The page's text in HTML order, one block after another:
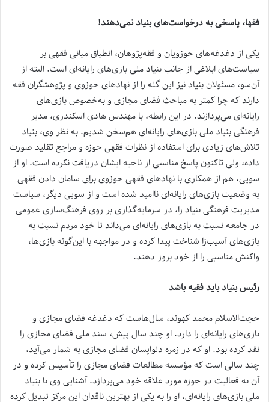
فقها، پاسخی به درخواست‌های بنیاد نمی‌دهند!
یکی از دغدغه‌های حوزویان و فقه‌پژوهان، انطباق مبانی فقهی بر
سیاست‌های ابلاغی از جانب بنیاد ملی بازی‌های رایانه‌ای است. البته از
آن‌سو، مسئولان بنیاد نیز این گله را از نهادهای حوزوی و پژوهشگران فقه
دارند که چرا کمتر به مباحث فضای مجازی و به‌خصوص بازی‌های
رایانه‌ای می‌پردازند. در این رابطه، با مهندس هادی اسکندری، مدیر
فرهنگی بنیاد ملی بازی‌های رایانه‌ای هم‌سخن شدیم. به نظر وی، بنیاد
تلاش‌های زیادی برای استفاده از نظرات فقهی حوزه و مراجع تقلید صورت
داده، ولی تاکنون پاسخ مناسبی از ناحیه ایشان دریافت نکرده است. او از
سویی، هم از همکاری با نهادهای فقهی حوزوی برای سامان دادن فقهی
به وضعیت بازی‌های رایانه‌ای ناامید شده است و از سویی دیگر، سیاست
مدیریت فرهنگی بنیاد را، در سرمایه‌گذاری بر روی فرهنگ‌سازی عمومی
در جامعه نسبت به بازی‌های رایانه‌ای می‌داند تا خود مردم نسبت به
بازی‌های آسیب‌زا شناخت پیدا کرده و در مواجهه با این‌گونه بازی‌ها،
واکنش مناسبی را از خود بروز دهند.
رئیس بنیاد باید فقیه باشد
حجت‌الاسلام محمد کهوند، سال‌هاست که دغدغه فضای مجازی و
بازی‌های رایانه‌ای را دارد. او چند سال پیش، سند ملی فضای مجازی را
نقد کرده بود. او که در زمره دلواپسان فضای مجازی به شمار می‌آید،
چند سالی است که مؤسسه مطالعات فضای مجازی را تأسیس کرده و در
آن به فعالیت در حوزه مورد علاقه خود می‌پردازد. آشنایی وی با بنیاد
ملی بازی‌های رایانه‌ای، او را به یکی از بهترین ناقدان این مرکز تبدیل کرده